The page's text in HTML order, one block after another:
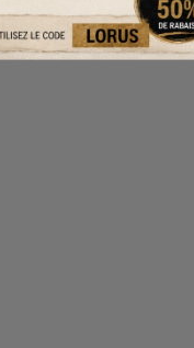
90.00 $